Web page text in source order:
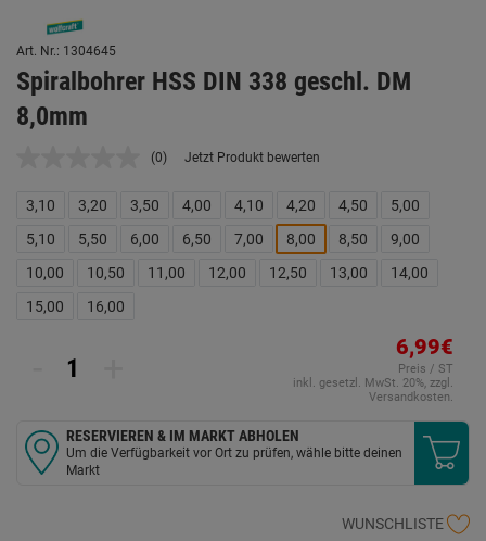
Art. Nr.: 1304645
Spiralbohrer HSS DIN 338 geschl. DM
8,0mm
Kein
Link
auf
derselben
Seite.
(0) Jetzt Produkt bewerten
3,10 3,20 3,50 4,00 4,10 4,20 4,50
5,00
5,10
5,50 6,00 6,50 7,00 8,00 8,50
9,00
10,00
10,50 11,00 12,00 12,50 13,00
14,00
15,00
16,00
6,99€
Preis / ST
inkl. gesetzl. MwSt. 20%, zzgl.
Versandkosten.
RESERVIEREN & IM MARKT ABHOLEN
Um die Verfügbarkeit vor Ort zu prüfen, wähle bitte deinen
Markt
WUNSCHLISTE